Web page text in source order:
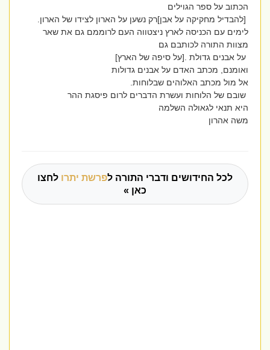
הכתוב על ספר הגוילים
[להבדיל מחקיקה על אבן]רק נשען על הארון לצידו של הארון.
לימים עם הכניסה לארץ ניצטווה העם לרוממם גם את שאר
מצוות התורה לכותבם גם
על אבנים גדולת .[על סיפה של הארץ]
ואומנם, מכתב האדם על אבנים גדולות
אל מול מכתב האלוהים שבלוחות.
שובם של הלוחות ועשרת הדברים לרום פיסגת ההר
היא תנאי לגאולה השלמה
משה אהרון
לכל החידושים ודברי התורה לפרשת יתרולחצו
כאן »